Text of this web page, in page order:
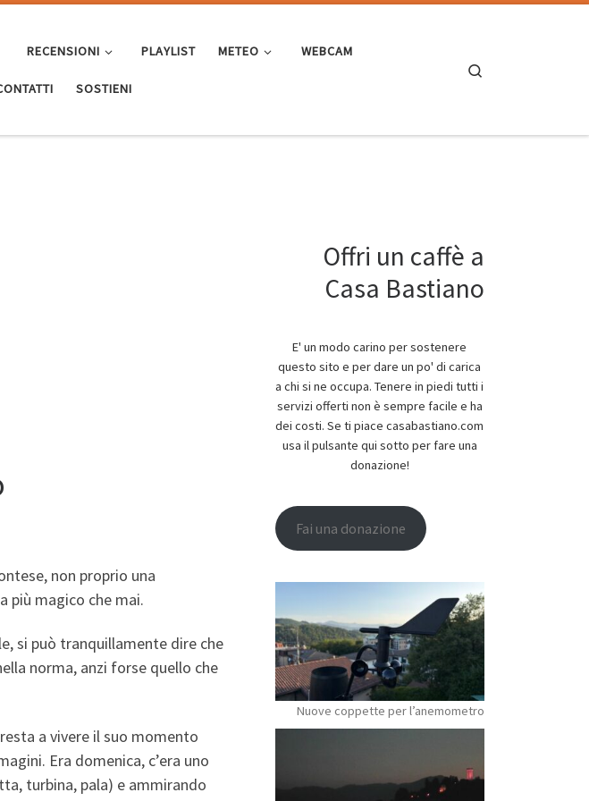
RECENSIONI PLAYLIST METEO WEBCAM
SOSTIENI
non proprio una
più magico che mai.
si può tranquillamente dire che
norma, anzi forse quello che
a vivere il suo momento
Era domenica, c’era uno
turbina, pala) e ammirando
Offri un caffè a
Casa Bastiano
E' un modo carino per sostenere
questo sito e per dare un po' di carica
a chi si ne occupa. Tenere in piedi tutti i
servizi offerti non è sempre facile e ha
dei costi. Se ti piace casabastiano.com
usa il pulsante qui sotto per fare una
donazione!
Fai una donazione
Nuove coppette per l’anemometro